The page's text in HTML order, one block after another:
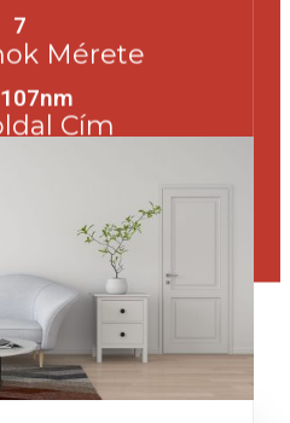
7
Mérete
Cím